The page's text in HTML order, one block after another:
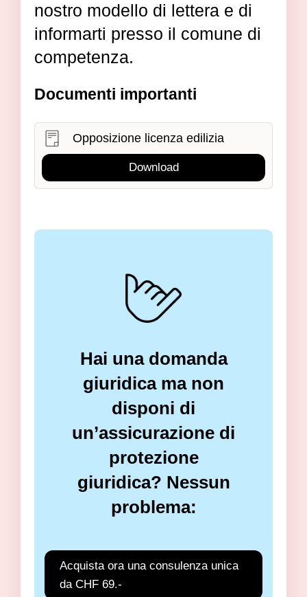
nostro modello di lettera e di
informarti presso il comune di
competenza.
Documenti importanti
Opposizione licenza edilizia
Download
Hai una domanda
giuridica ma non
disponi di
un’assicurazione di
protezione
giuridica? Nessun
problema:
Acquista ora una consulenza unica
da CHF 69.-